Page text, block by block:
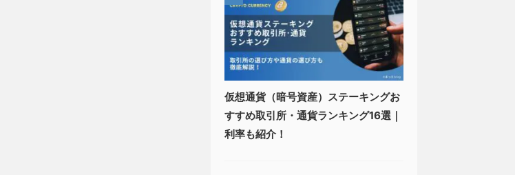
仮想通貨（暗号資産）ステーキングお
すすめ取引所・通貨ランキング16選｜
利率も紹介！